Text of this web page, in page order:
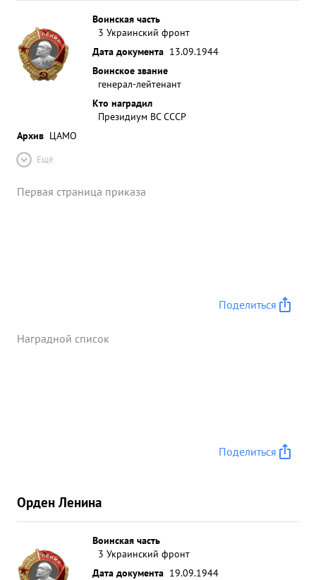
Воинская часть
3 Украинский фронт
Дата документа 13.09.1944
Воинское звание
генерал-лейтенант
Кто наградил
Президиум ВС СССР
Архив ЦАМО
Ещё
Первая страница приказа
Поделиться
Наградной список
Поделиться
Орден Ленина
Воинская часть
3 Украинский фронт
Дата документа 19.09.1944